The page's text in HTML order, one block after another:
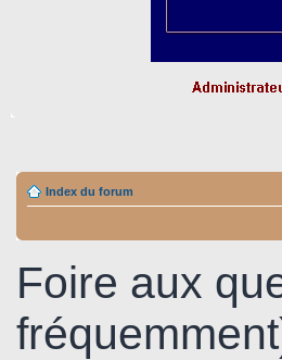
Index du forum
Foire aux